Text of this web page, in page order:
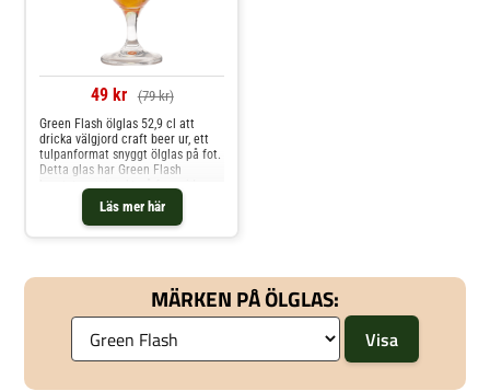
Brewing.Material: Blyfri
kristallVolym: 51 clHöjd: 17,5
cmBredd: 9 cmTål maskindisk
49 kr (79 kr)
Läs mer här
Green Flash ölglas 52,9 cl att
dricka välgjord craft beer ur, ett
tulpanformat snyggt ölglas på fot.
Detta glas har Green Flash
logotytypen tryckt på framsidan
samt en markering för 33 cl på
glasets baksida. Ett underbart
glas att njuta en god strong ale
MÄRKEN PÅ ÖLGLAS: